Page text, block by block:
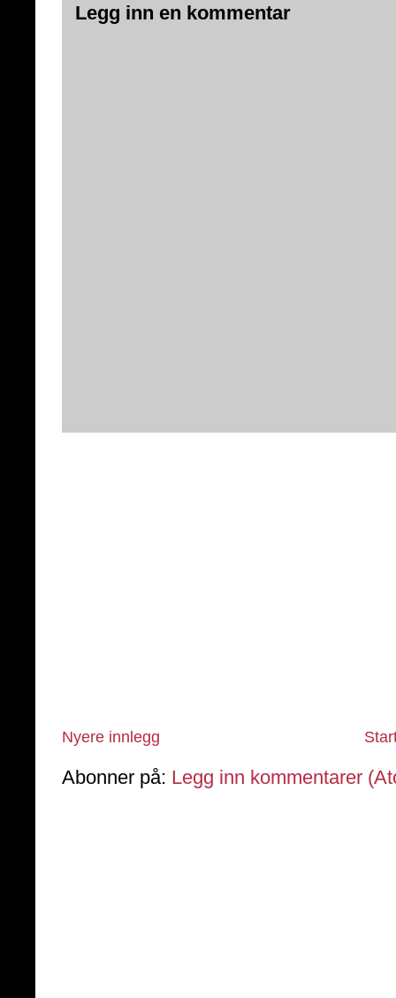
Legg inn en kommentar
Nyere innlegg
Abonner på: Legg inn kommentarer